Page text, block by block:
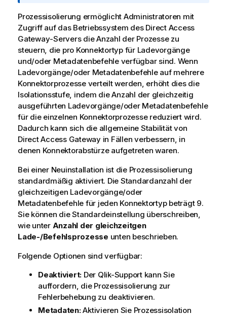
o
r
m
a
t
i
o
n
s
h
i
n
w
i
s
Prozessisolierung ermöglicht Administratoren mit
Zugriff auf das Betriebssystem des Direct Access
Gateway-Servers die Anzahl der Prozesse zu
steuern, die pro Konnektortyp für Ladevorgänge
und/oder Metadatenbefehle verfügbar sind. Wenn
Ladevorgänge/oder Metadatenbefehle auf mehrere
Konnektorprozesse verteilt werden, erhöht dies die
Isolationsstufe, indem die Anzahl der gleichzeitig
ausgeführten Ladevorgänge/oder Metadatenbefehle
für die einzelnen Konnektorprozesse reduziert wird.
Dadurch kann sich die allgemeine Stabilität von
Direct Access Gatewayin Fällen verbessern, in
denen Konnektorabstürze aufgetreten waren.
Bei einer Neuinstallation ist die Prozessisolierung
standardmäßig aktiviert. Die Standardanzahl der
gleichzeitigen Ladevorgänge/oder
Metadatenbefehle für jeden Konnektortyp beträgt 9.
Sie können die Standardeinstellung überschreiben,
wie unter Anzahl der gleichzeitgen
Lade-/Befehlsprozesse unten beschrieben.
Folgende Optionen sind verfügbar:
Deaktiviert: Der Qlik-Support kann Sie
auffordern, die Prozessisolierung zur
Fehlerbehebung zu deaktivieren.
Metadaten:Aktivieren Sie Prozessisolation